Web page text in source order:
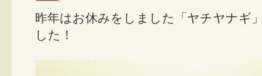
昨年はお休みをしました「ヤチヤナギ
した！